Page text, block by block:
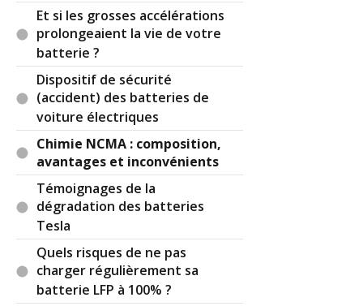
Et si les grosses accélérations
prolongeaient la vie de votre
batterie ?
Dispositif de sécurité
(accident) des batteries de
voiture électriques
Chimie NCMA : composition,
avantages et inconvénients
Témoignages de la
dégradation des batteries
Tesla
Quels risques de ne pas
charger régulièrement sa
batterie LFP à 100% ?